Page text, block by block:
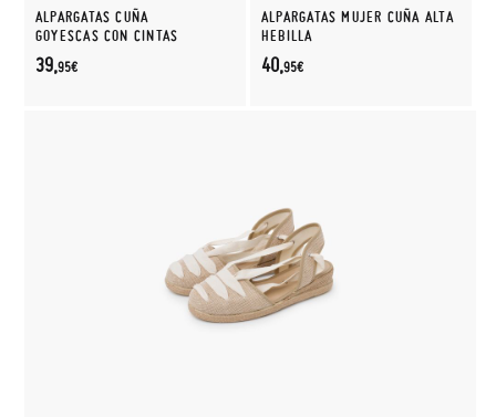
ALPARGATAS CUÑA
GOYESCAS CON CINTAS
39,95€
ALPARGATAS MUJER CUÑA ALTA
HEBILLA
40,95€